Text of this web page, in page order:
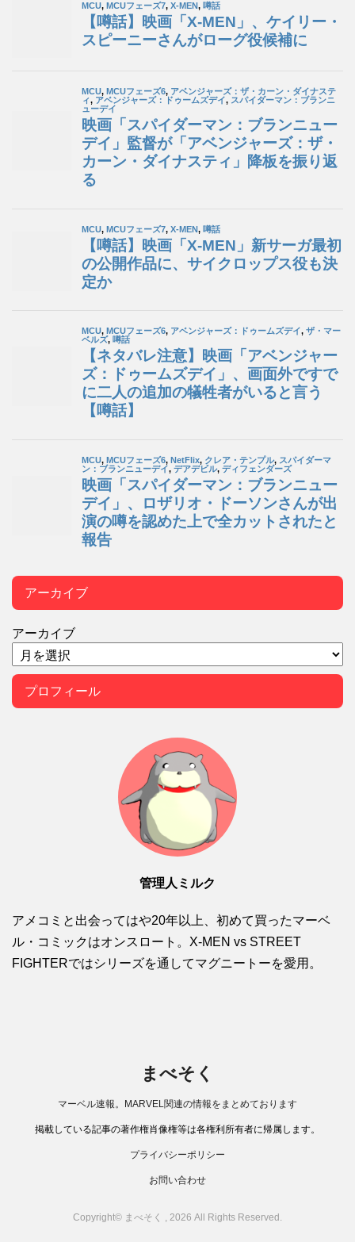
アーカイブ
アーカイブ
プロフィール
管理人ミルク
アメコミと出会ってはや20年以上、初めて買ったマーベ
ル・コミックはオンスロート。X-MEN vs STREET
FIGHTERではシリーズを通してマグニートーを愛用。
まべそく
マーベル速報。MARVEL関連の情報をまとめております
掲載している記事の著作権肖像権等は各権利所有者に帰属します。
プライバシーポリシー
お問い合わせ
Copyright© まべそく , 2026 All Rights Reserved.